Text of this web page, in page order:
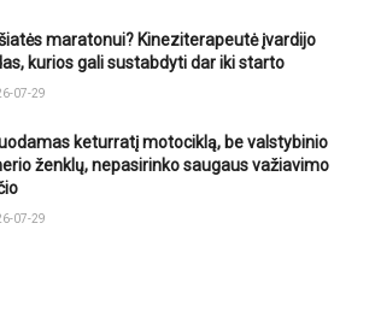
maratonui? Kineziterapeutė įvardijo
kurios gali sustabdyti dar iki starto
07-29
keturratį motociklą, be valstybinio
ženklų, nepasirinko saugaus važiavimo
07-29